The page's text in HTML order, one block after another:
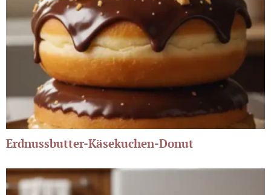
Erdnussbutter-Käsekuchen-Donut